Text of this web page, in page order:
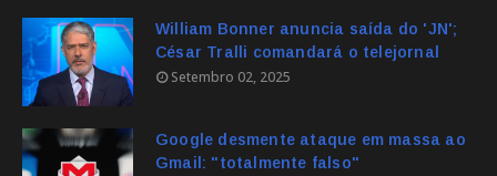
William Bonner anuncia saída do 'JN';
César Tralli comandará o telejornal
Setembro 02, 2025
Google desmente ataque em massa ao
Gmail: "totalmente falso"